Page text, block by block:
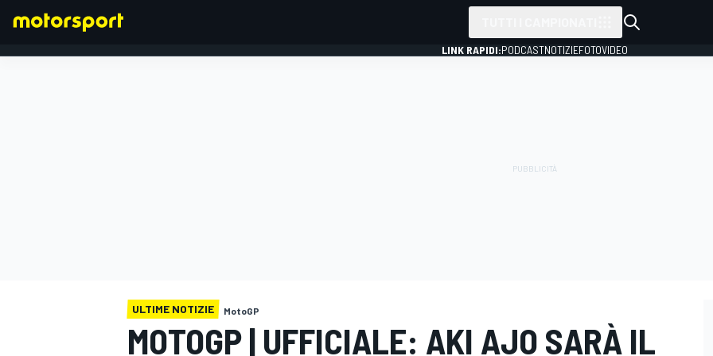
LINK RAPIDI:PODCASTNOTIZIEFOTOVIDEO
ULTIME NOTIZIE MotoGP
MOTOGP | UFFICIALE: AKI AJO SARÀ IL